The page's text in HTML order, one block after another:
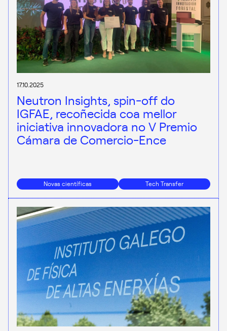
17.10.2025
Neutron Insights, spin-off do
IGFAE, recoñecida coa mellor
iniciativa innovadora no V Premio
Cámara de Comercio-Ence
Novas científicas Tech Transfer